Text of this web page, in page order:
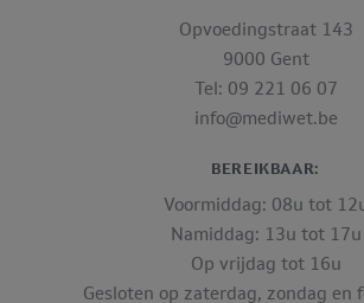
Opvoedingstraat 143
9000 Gent
Tel: 09 221 06 07
info@mediwet.be
BEREIKBAAR:
Voormiddag: 08u tot
Namiddag: 13u tot 17u
Op vrijdag tot 16u
Gesloten op zaterdag, zondag en